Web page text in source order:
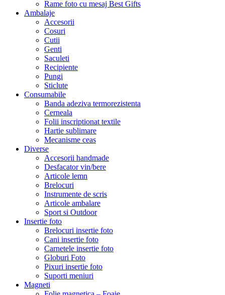
Rame foto cu mesaj Best Gifts
Ambalaje
Accesorii
Cosuri
Cutii
Genti
Saculeti
Recipiente
Pungi
Sticlute
Consumabile
Banda adeziva termorezistenta
Cerneala
Folii inscriptionat textile
Hartie sublimare
Mecanisme ceas
Diverse
Accesorii handmade
Desfacator vin/bere
Articole lemn
Brelocuri
Instrumente de scris
Articole ambalare
Sport si Outdoor
Insertie foto
Brelocuri insertie foto
Cani insertie foto
Carnetele insertie foto
Globuri Foto
Pixuri insertie foto
Suporti meniuri
Magneti